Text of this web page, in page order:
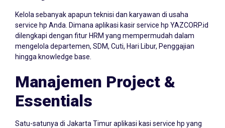
service hp Anda. Dimana aplikasi kasir service hp YAZCORP.id
dilengkapi dengan fitur HRM yang mempermudah dalam
mengelola departemen, SDM, Cuti, Hari Libur, Penggajian
hingga knowledge base.
Manajemen Project &
Essentials